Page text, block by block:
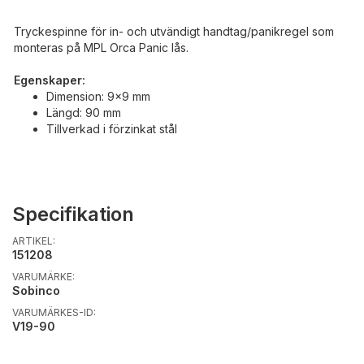
Tryckespinne för in- och utvändigt handtag/panikregel som
monteras på MPL Orca Panic lås.
Egenskaper:
Dimension: 9x9 mm
Längd: 90 mm
Tillverkad i förzinkat stål
Specifikation
ARTIKEL:
151208
VARUMÄRKE:
Sobinco
VARUMÄRKES-ID:
V19-90